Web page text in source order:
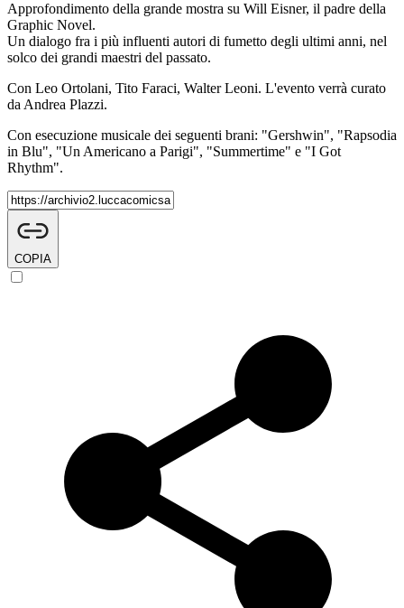
Approfondimento della grande mostra su Will Eisner, il padre della
Graphic Novel.
Un dialogo fra i più influenti autori di fumetto degli ultimi anni, nel
solco dei grandi maestri del passato.
Con Leo Ortolani, Tito Faraci, Walter Leoni. L'evento verrà curato
da Andrea Plazzi.
Con esecuzione musicale dei seguenti brani: "Gershwin", "Rapsodia
in Blu", "Un Americano a Parigi", "Summertime" e "I Got
Rhythm".
COPIA